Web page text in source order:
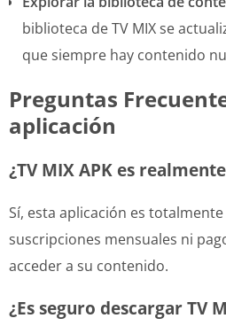
biblioteca de TV MIX se
que siempre hay contenido
Preguntas
aplicación
¿TV MIX APK es
Sí, esta aplicación es
suscripciones mensuales ni
acceder a su contenido.
¿Es seguro descargar TV